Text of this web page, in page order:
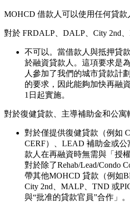
MOHCD 借款人可以使用任何貸款
對於 FRDALP、DALP、City 2nd
不可以。當借款人與抵押貸
於融資貸款人。這項要求是
人參加了我們的城市貸款計
的要求，因此能夠加快再融
1日起實施。
對於復健貸款、主導補助金和公寓
對於僅提供復健貸款（例如
CERF）、LEAD 補助金或
款人在再融資時無需與「授
對於除了Rehab/Lead/Condo
帶其他MOHCD 貸款（例如
City 2nd、MALP、TND 或
與“批准的貸款官員”合作」。